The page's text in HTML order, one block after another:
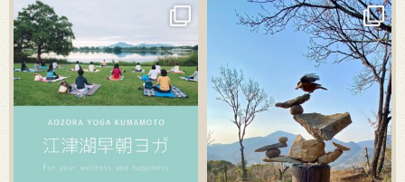
3月 18